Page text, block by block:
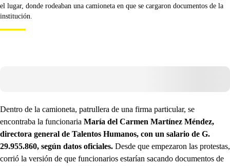
el lugar, donde rodeaban una camioneta en que se cargaron documentos de la
institución.
Dentro de la camioneta, patrullera de una firma particular, se
encontraba la funcionaria María del Carmen Martínez Méndez,
directora general de Talentos Humanos, con un salario de G.
29.955.860, según datos oficiales. Desde que empezaron las protestas,
corrió la versión de que funcionarios estarían sacando documentos de